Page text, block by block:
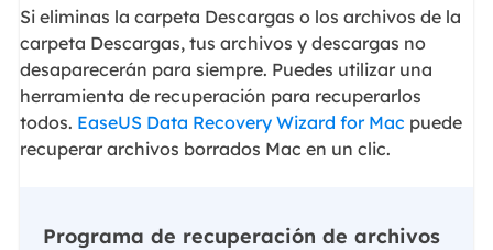
Si eliminas la carpeta Descargas o los archivos de la
carpeta Descargas, tus archivos y descargas no
desaparecerán para siempre. Puedes utilizar una
herramienta de recuperación para recuperarlos
todos. EaseUS Data Recovery Wizard for Mac puede
recuperar archivos borrados Mac en un clic.
Programa de recuperación de archivos